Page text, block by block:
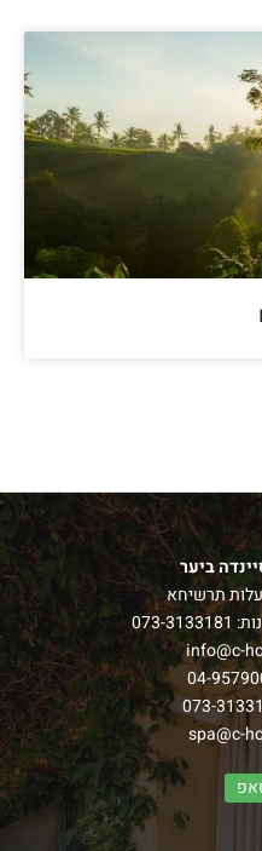
ביער
תרשיחא
073-3133181
info@c-
04-
073-
spa@c-